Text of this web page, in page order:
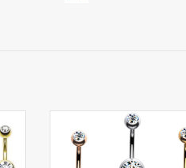
Bauchnabelpiercing online
kaufen